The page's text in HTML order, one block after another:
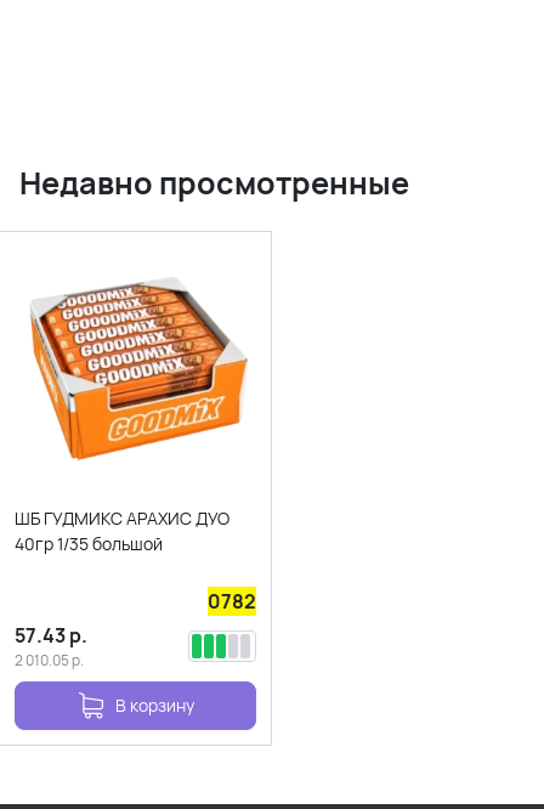
Недавно просмотренные
ШБ ГУДМИКС АРАХИС ДУО
40гр 1/35 большой
0782
57.43р.
2 010.05р.
В корзину